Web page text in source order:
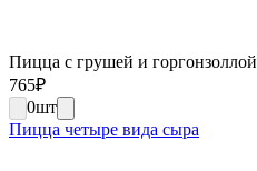
Пицца с грушей и горгонзоллой
765₽
0шт
Пицца четыре вида сыра